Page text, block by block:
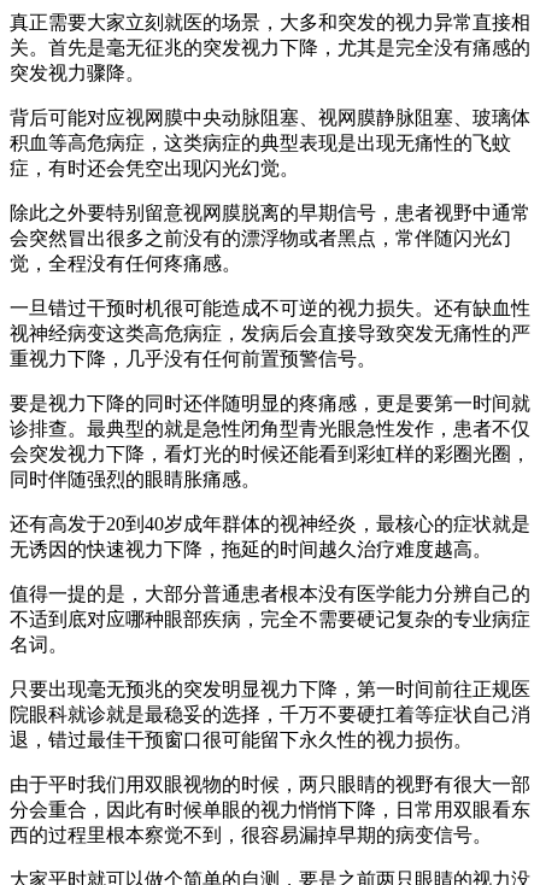
真正需要大家立刻就医的场景，大多和突发的视力异常直接相
关。首先是毫无征兆的突发视力下降，尤其是完全没有痛感的
突发视力骤降。
背后可能对应视网膜中央动脉阻塞、视网膜静脉阻塞、玻璃体
积血等高危病症，这类病症的典型表现是出现无痛性的飞蚊
症，有时还会凭空出现闪光幻觉。
除此之外要特别留意视网膜脱离的早期信号，患者视野中通常
会突然冒出很多之前没有的漂浮物或者黑点，常伴随闪光幻
觉，全程没有任何疼痛感。
一旦错过干预时机很可能造成不可逆的视力损失。还有缺血性
视神经病变这类高危病症，发病后会直接导致突发无痛性的严
重视力下降，几乎没有任何前置预警信号。
要是视力下降的同时还伴随明显的疼痛感，更是要第一时间就
诊排查。最典型的就是急性闭角型青光眼急性发作，患者不仅
会突发视力下降，看灯光的时候还能看到彩虹样的彩圈光圈，
同时伴随强烈的眼睛胀痛感。
还有高发于20到40岁成年群体的视神经炎，最核心的症状就是
无诱因的快速视力下降，拖延的时间越久治疗难度越高。
值得一提的是，大部分普通患者根本没有医学能力分辨自己的
不适到底对应哪种眼部疾病，完全不需要硬记复杂的专业病症
名词。
只要出现毫无预兆的突发明显视力下降，第一时间前往正规医
院眼科就诊就是最稳妥的选择，千万不要硬扛着等症状自己消
退，错过最佳干预窗口很可能留下永久性的视力损伤。
由于平时我们用双眼视物的时候，两只眼睛的视野有很大一部
分会重合，因此有时候单眼的视力悄悄下降，日常用双眼看东
西的过程里根本察觉不到，很容易漏掉早期的病变信号。
大家平时就可以做个简单的自测，要是之前两只眼睛的视力没